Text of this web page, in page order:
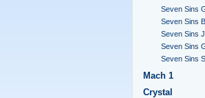
Seven Sins
Seven Sins
Seven Sins
Seven Sins
Seven Sins
Mach 1
Crystal